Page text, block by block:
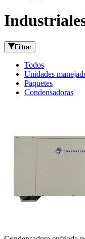
Filtrar
Todos
Unidades
Paquetes
Condensadoras